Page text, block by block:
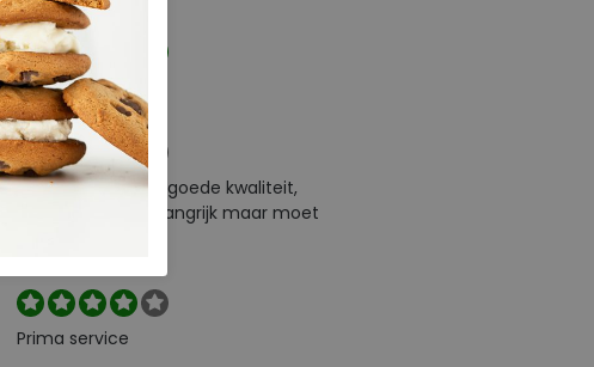
Perfect
Snelle levering en goede kwaliteit,
retourneren is belangrijk maar moet
Prima service